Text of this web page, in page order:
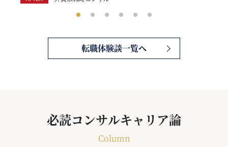
転職体験談一覧へ
必読コンサルキャリア論
Column